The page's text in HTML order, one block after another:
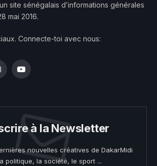
site sénégalais d’informations générales
mai 2016.
Connecte-toi avec nous:
YouTube
à la Newsletter
nouvelles créatives de DakarMidi
politique, la société, le sport ...